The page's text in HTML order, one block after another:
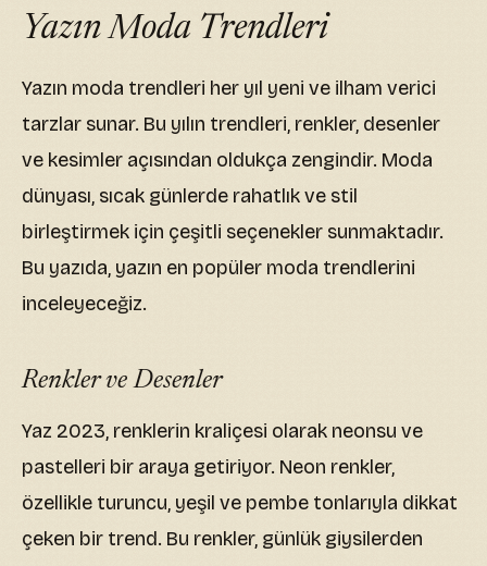
Yazın Moda Trendleri
Yazın moda trendleri her yıl yeni ve ilham verici
tarzlar sunar. Bu yılın trendleri, renkler, desenler
ve kesimler açısından oldukça zengindir. Moda
dünyası, sıcak günlerde rahatlık ve stil
birleştirmek için çeşitli seçenekler sunmaktadır.
Bu yazıda, yazın en popüler moda trendlerini
inceleyeceğiz.
Renkler ve Desenler
Yaz 2023, renklerin kraliçesi olarak neonsu ve
pastelleri bir araya getiriyor. Neon renkler,
özellikle turuncu, yeşil ve pembe tonlarıyla dikkat
çeken bir trend. Bu renkler, günlük giysilerden